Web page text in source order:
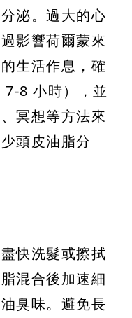
泌。過大的心
影響荷爾蒙來
生活作息，確
8 小時），並
冥想等方法來
頭皮油脂分
快洗髮或擦拭
混合後加速細
臭味。避免長